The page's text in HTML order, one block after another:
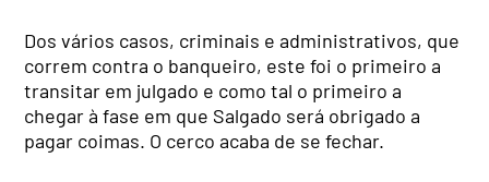
Dos vários casos, criminais e administrativos, que
correm contra o banqueiro, este foi o primeiro a
transitar em julgado e como tal o primeiro a
chegar à fase em que Salgado será obrigado a
pagar coimas. O cerco acaba de se fechar.